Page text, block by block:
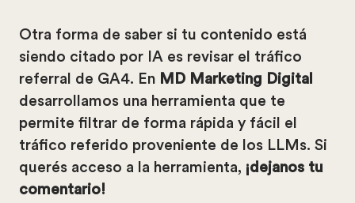
Otra forma de saber si tu contenido está
siendo citado por IA es revisar el tráfico
referral de GA4. En MD Marketing Digital
desarrollamos una herramienta que te
permite filtrar de forma rápida y fácil el
tráfico referido proveniente de los LLMs. Si
querés acceso a la herramienta, ¡dejanos tu
comentario!